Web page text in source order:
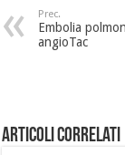
Prec.
Embolia
angioTac
Articoli Correlati